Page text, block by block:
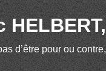
d’être pour ou